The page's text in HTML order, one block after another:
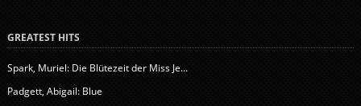
GREATEST HITS
Spark, Muriel: Die Blütezeit der Miss Je...
Padgett, Abigail: Blue